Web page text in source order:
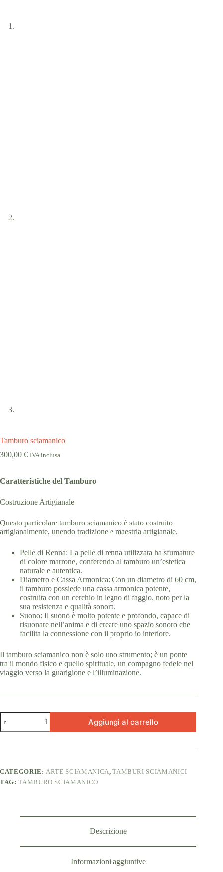
Tamburo sciamanico
300,00 € IVA inclusa
Caratteristiche del Tamburo
Costruzione Artigianale
Questo particolare tamburo sciamanico è stato costruito
artigianalmente, unendo tradizione e maestria artigianale.
Pelle di Renna: La pelle di renna utilizzata ha sfumature
di colore marrone, conferendo al tamburo un’estetica
naturale e autentica.
Diametro e Cassa Armonica: Con un diametro di 60 cm,
il tamburo possiede una cassa armonica potente,
costruita con un cerchio in legno di faggio, noto per la
sua resistenza e qualità sonora.
Suono: Il suono è molto potente e profondo, capace di
risuonare nell’anima e di creare uno spazio sonoro che
facilita la connessione con il proprio io interiore.
Il tamburo sciamanico non è solo uno strumento; è un ponte
tra il mondo fisico e quello spirituale, un compagno fedele nel
viaggio verso la guarigione e l’illuminazione.
Tamburo
sciamanico
quantità
Aggiungi al carrello
CATEGORIE: ARTE SCIAMANICA,TAMBURI SCIAMANICI
TAG:TAMBURO SCIAMANICO
Descrizione
Informazioni aggiuntive